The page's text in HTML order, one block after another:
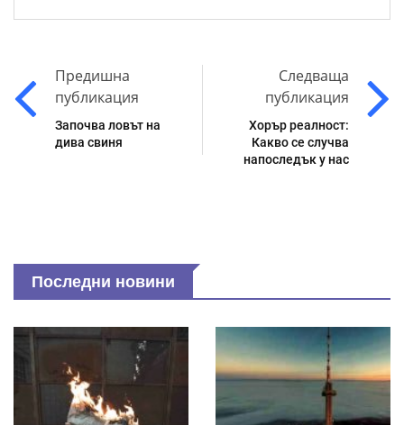
Предишна
публикация
Започва ловът на
дива свиня
Следваща
публикация
Хорър реалност:
Какво се случва
напоследък у нас
Последни новини